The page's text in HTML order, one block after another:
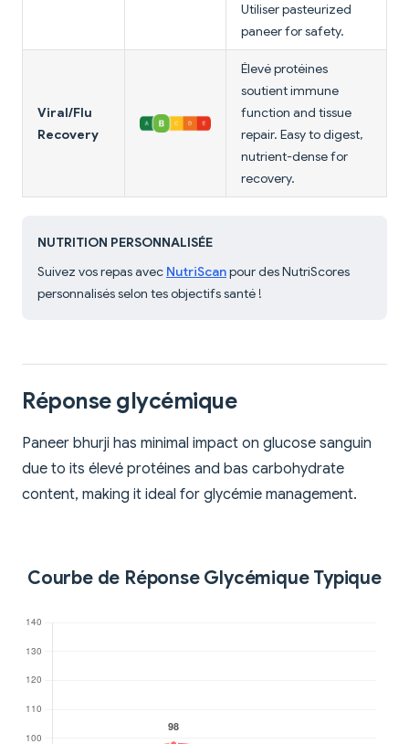
Utiliser pasteurized
paneer for safety.
Viral/Flu
Recovery
Élevé protéines
soutient immune
function and tissue
repair. Easy to digest,
nutrient-dense for
recovery.
NUTRITION PERSONNALISÉE
Suivez vos repas avec NutriScanpour des NutriScores
personnalisés selon tes objectifs santé !
Réponse glycémique
Paneer bhurji has minimal impact on glucose sanguin
due to its élevé protéines and bas carbohydrate
content, making it ideal for glycémie management.
Courbe de Réponse Glycémique Typique